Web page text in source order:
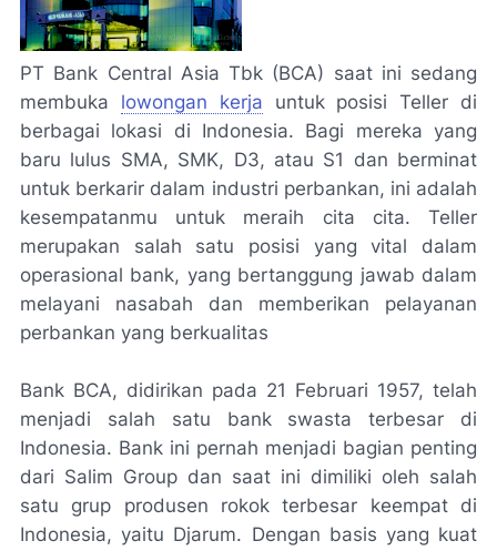
PT Bank Central Asia Tbk (BCA) saat ini sedang
membuka lowongan kerja untuk posisi Teller di
berbagai lokasi di Indonesia. Bagi mereka yang
baru lulus SMA, SMK, D3, atau S1 dan berminat
untuk berkarir dalam industri perbankan, ini adalah
kesempatanmu untuk meraih cita cita. Teller
merupakan salah satu posisi yang vital dalam
operasional bank, yang bertanggung jawab dalam
melayani nasabah dan memberikan pelayanan
perbankan yang berkualitas
Bank BCA, didirikan pada 21 Februari 1957, telah
menjadi salah satu bank swasta terbesar di
Indonesia. Bank ini pernah menjadi bagian penting
dari Salim Group dan saat ini dimiliki oleh salah
satu grup produsen rokok terbesar keempat di
Indonesia, yaitu Djarum. Dengan basis yang kuat